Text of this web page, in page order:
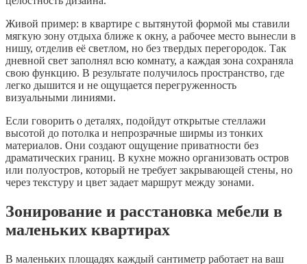
Живой пример: в квартире с вытянутой формой мы ставили
мягкую зону отдыха ближе к окну, а рабочее место вынесли в
нишу, отделив её светлом, но без твердых перегородок. Так
дневной свет заполнял всю комнату, а каждая зона сохраняла
свою функцию. В результате получилось пространство, где
легко дышится и не ощущается перегруженность
визуальными линиями.
Если говорить о деталях, подойдут открытые стеллажи
высотой до потолка и непрозрачные ширмы из тонких
материалов. Они создают ощущение приватности без
драматических границ. В кухне можно организовать остров
или полуостров, который не требует закрывающей стены, но
через текстуру и цвет задает маршрут между зонами.
Зонирование и расстановка мебели в
маленьких квартирах
В маленьких площадях каждый сантиметр работает на ваш